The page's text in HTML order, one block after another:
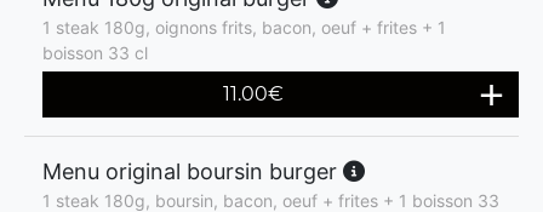
1 steak 180g, oignons frits, bacon, oeuf + frites + 1
boisson 33 cl
11.00€
Menu original boursin burger
1 steak 180g, boursin, bacon, oeuf + frites + 1 boisson 33